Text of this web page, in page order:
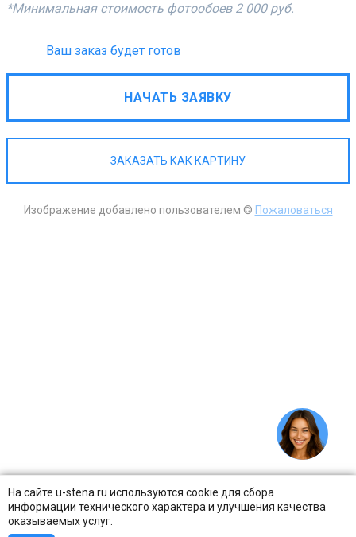
На сайте u-stena.ru используются cookie для сбора
информации технического характера и улучшения качества
оказываемых услуг.
*Минимальная стоимость фотообоев 2 000 руб.
Ваш заказ будет готов
НАЧАТЬ ЗАЯВКУ
ЗАКАЗАТЬ КАК КАРТИНУ
Изображение добавлено пользователем © Пожаловаться